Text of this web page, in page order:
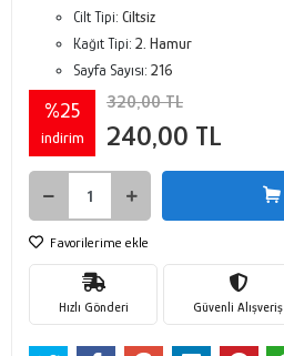
Cilt Tipi: Ciltsiz
Kağıt Tipi: 2. Hamur
Sayfa Sayısı: 216
%25
indirim
320,00 TL
240,00 TL
Favorilerime ekle
Hızlı Gönderi Güvenli Alışveriş